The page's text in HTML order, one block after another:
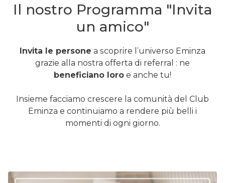
Il nostro Programma "Invita
un amico"
Invita le persone a scoprire l’universo Eminza
grazie alla nostra offerta di referral : ne
beneficiano loro e anche tu!
Insieme facciamo crescere la comunità del Club
Eminza e continuiamo a rendere più belli i
momenti di ogni giorno.